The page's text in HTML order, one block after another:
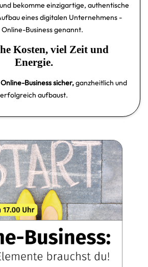
bekomme einzigartige, authentische
eines digitalen Unternehmens -
Online-Business genannt.
Kosten, viel Zeit und
Energie.
Online-Business sicher,ganzheitlich und
erfolgreich aufbaust.